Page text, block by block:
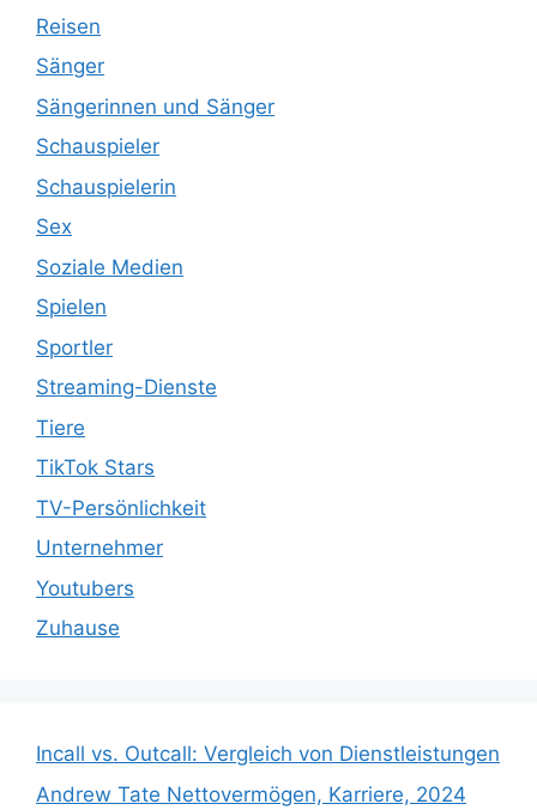
Reisen
Sänger
Sängerinnen und Sänger
Schauspieler
Schauspielerin
Sex
Soziale Medien
Spielen
Sportler
Streaming-Dienste
Tiere
TikTok Stars
TV-Persönlichkeit
Unternehmer
Youtubers
Zuhause
Incall vs. Outcall: Vergleich von Dienstleistungen
Andrew Tate Nettovermögen, Karriere, 2024